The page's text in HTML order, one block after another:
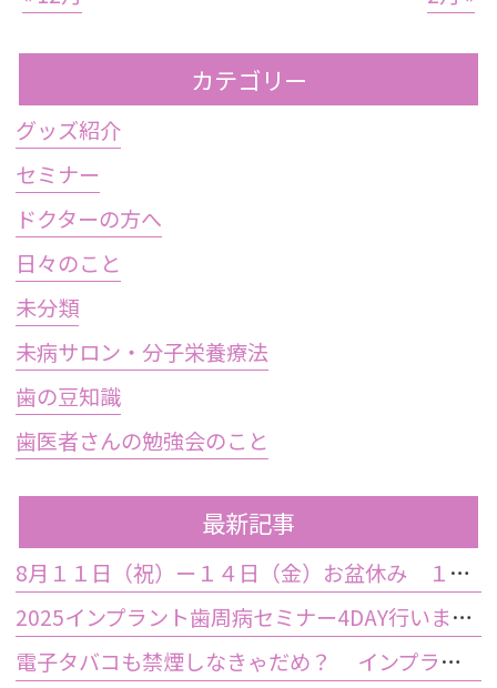
カテゴリー
グッズ紹介
セミナー
ドクターの方へ
日々のこと
未分類
未病サロン・分子栄養療法
歯の豆知識
歯医者さんの勉強会のこと
最新記事
8月１１日（祝）ー１４日（金）お盆休み １５日土曜日から診療しております
2025インプラント歯周病セミナー4DAY行いました
電子タバコも禁煙しなきゃだめ？ インプラント手術前後の喫煙が及ぼす影響とは？